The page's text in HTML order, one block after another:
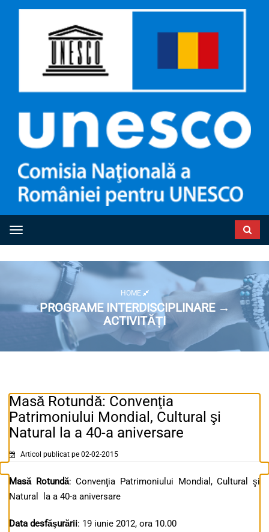
Toggle navigation
HOME
PROGRAME INTERDISCIPLINARE →
ACTIVITĂȚI
Masă Rotundă: Convenţia
Patrimoniului Mondial, Cultural şi
Natural la a 40-a aniversare
Articol publicat pe 02-02-2015
Masă Rotundă: Convenţia Patrimoniului Mondial, Cultural şi
Natural la a 40-a aniversare
Data desfăşurării: 19 iunie 2012, ora 10.00